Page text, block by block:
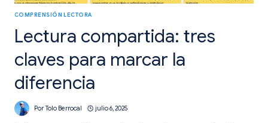
COMPRENSIÓN LECTORA
Lectura compartida: tres
claves para marcar la
diferencia
Por Tolo Berrocal julio 6, 2025